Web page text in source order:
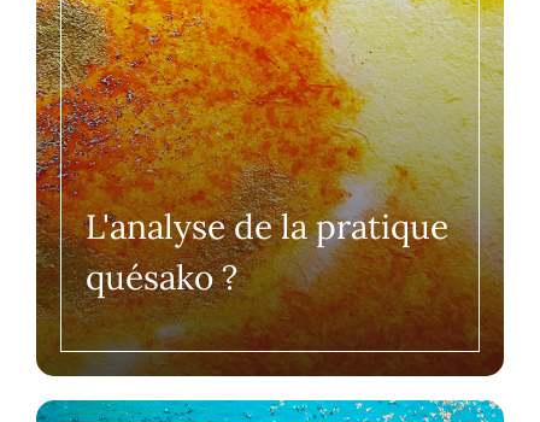
L'analyse de la pratique
quésako ?
Schedule a Class
The success of Yoga does not lie in the ability to perform